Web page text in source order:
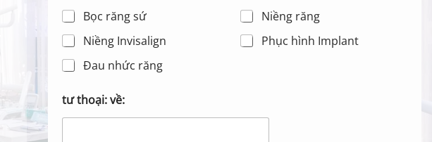
Bọc răng sứ
Niềng răng
Niềng Invisalign
Phục hình Implant
Đau nhức răng
tư thoại: về: